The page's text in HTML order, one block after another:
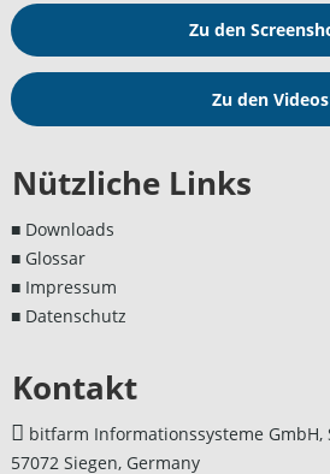
Zu den
Zu den Videos
Nützliche Links
■ Downloads
■ Glossar
■ Impressum
■ Datenschutz
Kontakt
bitfarm Informationssysteme GmbH,
57072 Siegen, Germany